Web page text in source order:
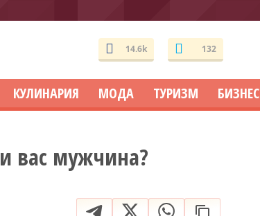
14.6k 132
КУЛИНАРИЯ МОДА ТУРИЗМ БИЗНЕС
вас мужчина?